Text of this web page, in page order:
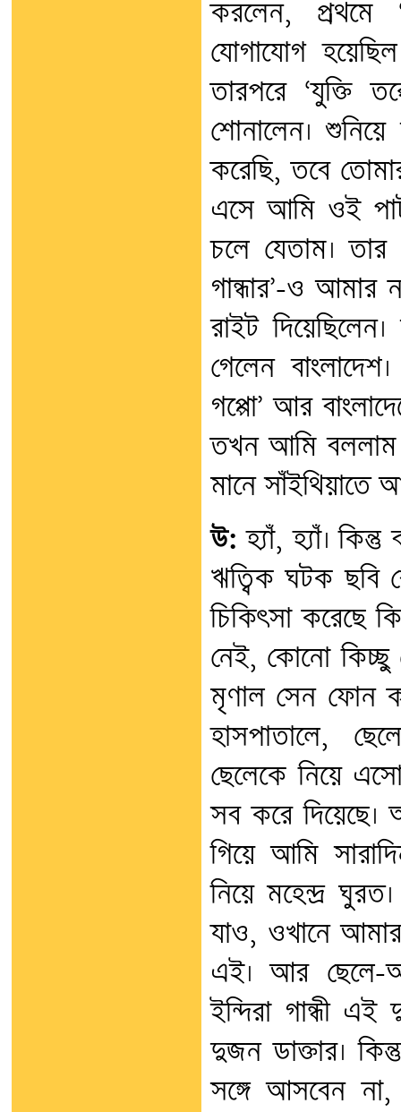
করলেন, প্রথমে
যোগাযোগ
তারপরে ‘যুক্তি
শোনালেন।
করেছি, তবে
এসে আমি ওই
চলে যেতাম।
গান্ধার’-ও আমার
রাইট
গেলেন
গপ্পো’ আর
তখন আমি বললাম
মানে সাঁইথিয়াতে
উ: হ্যাঁ, হ্যাঁ।
ঋত্বিক ঘটক ছবি
চিকিৎসা করেছে
নেই, কোনো
মৃণাল সেন ফোন
হাসপাতালে,
ছেলেকে নিয়ে
সব করে দিয়েছে।
গিয়ে আমি
নিয়ে মহেন্দ্র
যাও, ওখানে
এই। আর ছেলে-
ইন্দিরা গান্ধী
দুজন ডাক্তার।
সঙ্গে আসবেন